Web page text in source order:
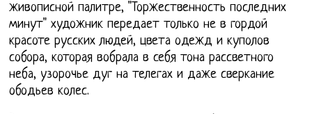
живописной палитре, "Торжественность последних
минут" художник передает только не в гордой
красоте русских людей, цвета одежд и куполов
собора, которая вобрала в себя тона рассветного
неба, узорочье дуг на телегах и даже сверкание
ободьев колес.